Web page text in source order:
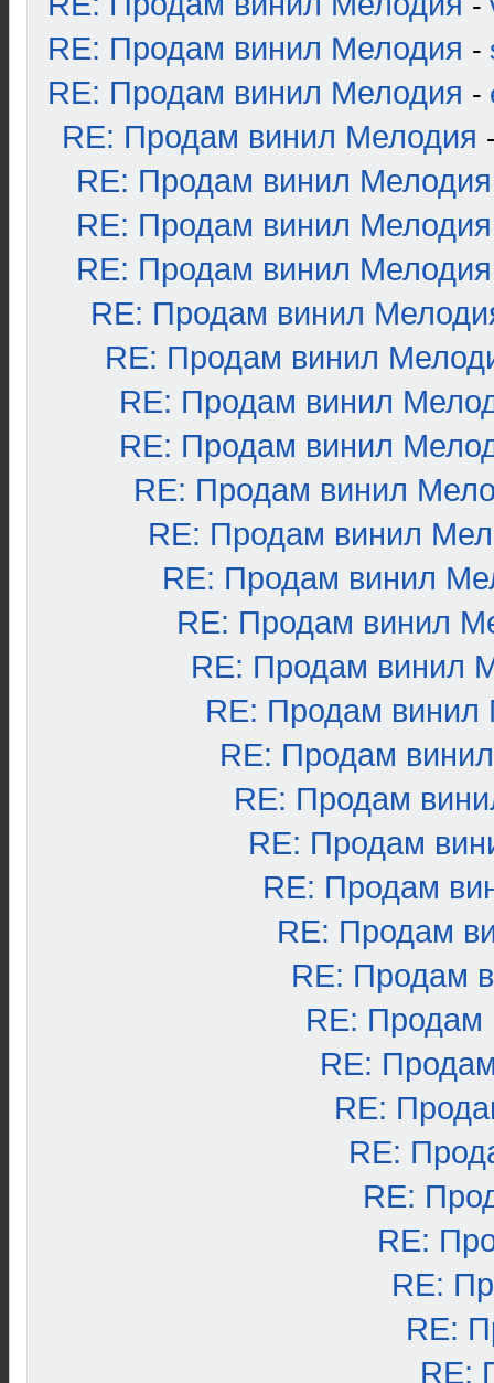
RE: Продам винил Мелодия -
RE: Продам винил Мелодия -
RE: Продам винил Мелодия
RE: Продам винил Мелодия
RE: Продам винил Мелодия
RE: Продам винил Мелодия
RE: Продам винил
RE: Продам винил
RE: Продам винил
RE: Продам винил
RE: Продам винил
RE: Продам винил
RE: Продам винил
RE: Продам винил
RE: Продам винил
RE: Продам винил
RE: Продам
RE: Продам
RE: Продам
RE: Продам
RE: Продам
RE: Продам
RE: Продам
RE:
RE:
RE:
RE:
RE:
RE:
RE:
RE: